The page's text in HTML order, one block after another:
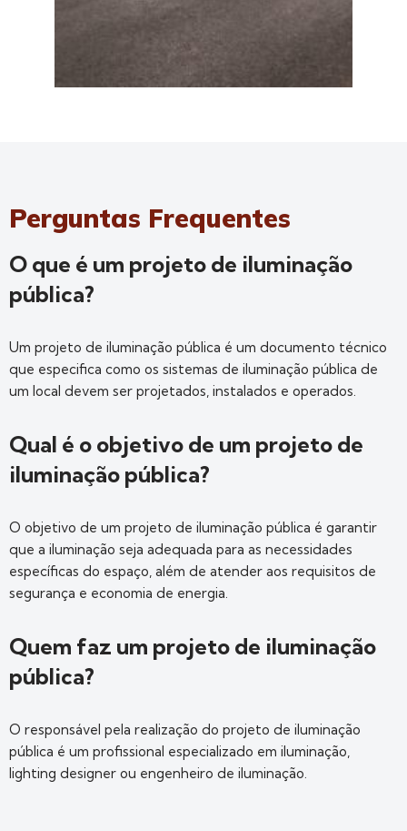
Perguntas Frequentes
O que é um projeto de iluminação
pública?
Um projeto de iluminação pública é um documento técnico
que especifica como os sistemas de iluminação pública de
um local devem ser projetados, instalados e operados.
Qual é o objetivo de um projeto de
iluminação pública?
O objetivo de um projeto de iluminação pública é garantir
que a iluminação seja adequada para as necessidades
específicas do espaço, além de atender aos requisitos de
segurança e economia de energia.
Quem faz um projeto de iluminação
pública?
O responsável pela realização do projeto de iluminação
pública é um profissional especializado em iluminação,
lighting designer ou engenheiro de iluminação.